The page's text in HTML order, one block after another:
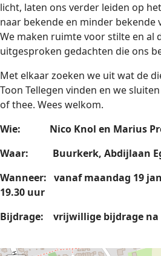
licht, laten ons verder leiden op
naar bekende en minder bekende
We maken ruimte voor stilte en al
uitgesproken gedachten die ons
Met elkaar zoeken we uit wat de
Toon Tellegen vinden en we
of thee. Wees welkom.
Wie: Nico Knol en Marius
Waar:
Buurkerk, Abdijlaan
Wanneer: vanaf maandag 19
19.30 uur
Bijdrage: vrijwillige bijdrage na